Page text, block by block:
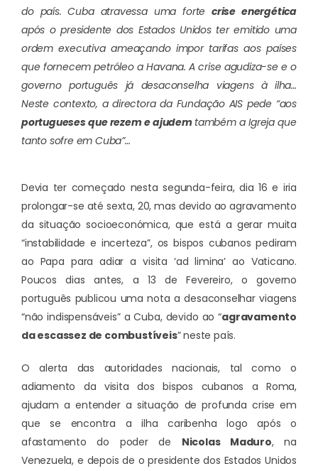
do país. Cuba atravessa uma fortecrise energética
após o presidente dos Estados Unidos ter emitido uma
ordem executiva ameaçando impor tarifas aos países
que fornecem petróleo a Havana. A crise agudiza-se e o
governo português já desaconselha viagens à ilha…
Neste contexto, a directora da Fundação AIS pede “aos
portugueses que rezem e ajudem também a Igreja que
tanto sofre em Cuba”…
Devia ter começado nesta segunda-feira, dia 16 e iria
prolongar-se até sexta, 20, mas devido ao agravamento
da situação socioeconómica, que está a gerar muita
“instabilidade e incerteza”, os bispos cubanos pediram
ao Papa para adiar a visita ‘ad limina’ ao Vaticano.
Poucos dias antes, a 13 de Fevereiro, o governo
português publicou uma nota a desaconselhar viagens
“não indispensáveis” a Cuba, devido ao “agravamento
da escassez de combustíveis” neste país.
O alerta das autoridades nacionais, tal como o
adiamento da visita dos bispos cubanos a Roma,
ajudam a entender a situação de profunda crise em
que se encontra a ilha caribenha logo após o
afastamento do poder de Nicolas Maduro, na
Venezuela, e depois de o presidente dos Estados Unidos